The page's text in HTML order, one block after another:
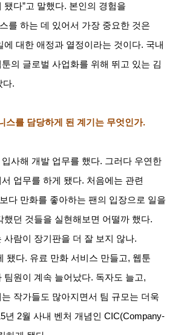
됐다”고 말했다. 본인의 경험을
를 하는 데 있어서 가장 중요한 것은
에 대한 애정과 열정이라는 것이다. 국내
의 글로벌 사업화를 위해 뛰고 있는 김
다.
스를 담당하게 된 계기는 무엇인가.
사해 개발 업무를 했다. 그러다 우연한
업무를 하게 됐다. 처음에는 관련
다 만화를 좋아하는 팬의 입장으로 일을
했던 것들을 실현해보면 어떨까 했다.
사람이 장기판을 더 잘 보지 않나.
됐다. 유료 만화 서비스 만들고, 웹툰
팀원이 계속 늘어났다. 독자도 늘고,
작가들도 많아지면서 팀 규모는 더욱
년 2월 사내 벤처 개념인
CIC(Company-